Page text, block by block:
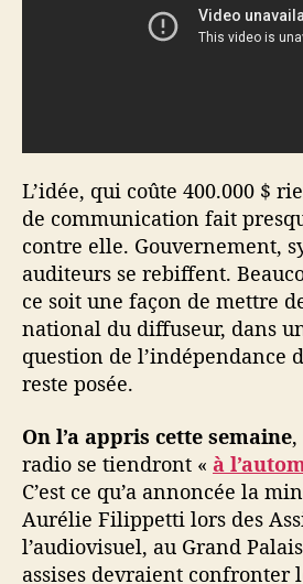
L’idée, qui coûte 400.000 $
de communication fait
contre elle. Gouvernement,
auditeurs se rebiffent.
ce soit une façon de mettre
national du diffuseur, dans
question de l’indépendance
reste posée.
On l’a appris cette semaine,
radio se tiendront « à
C’est ce qu’a annoncée la
Aurélie Filippetti lors des
l’audiovisuel, au Grand
assises devraient confronter